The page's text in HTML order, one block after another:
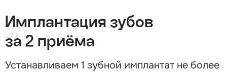
Имплантация зубов
за 2 приёма
Устанавливаем 1 зубной имплантат не более